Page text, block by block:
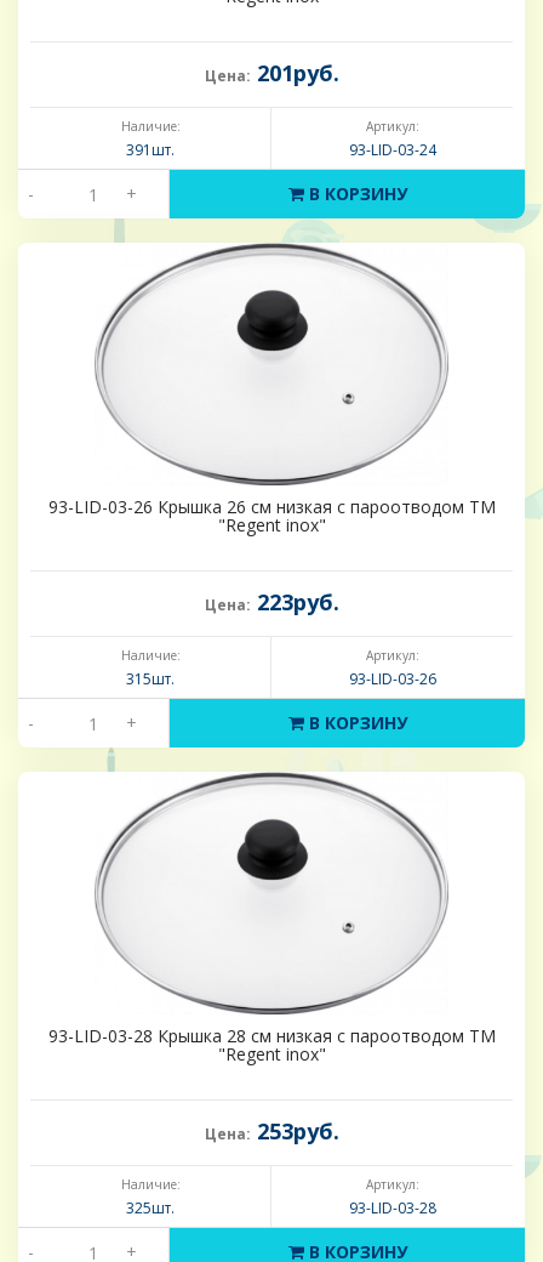
Цена: 201руб.
Наличие:
391шт.
Артикул:
93-LID-03-24
- + В КОРЗИНУ
93-LID-03-26 Крышка 26 см низкая с пароотводом ТМ
"Regent inox"
Цена: 223руб.
Наличие:
315шт.
Артикул:
93-LID-03-26
- + В КОРЗИНУ
93-LID-03-28 Крышка 28 см низкая с пароотводом ТМ
"Regent inox"
Цена: 253руб.
Наличие:
325шт.
Артикул:
93-LID-03-28
- + В КОРЗИНУ